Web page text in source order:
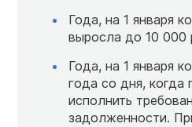
Года, на 1 января
выросла до 10 000
Года, на 1 января
года со дня, когда
исполнить
задолженности.